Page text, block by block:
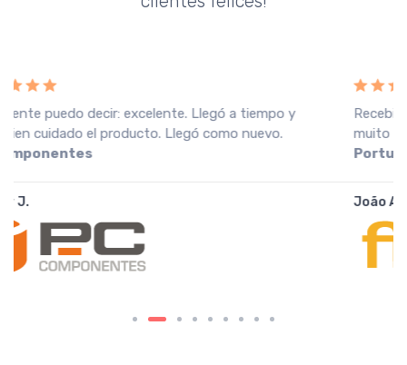
Recebi a encomenda em perfeitas condições, o que
muito agradeço. Recomendo o vendedor.
Portugal